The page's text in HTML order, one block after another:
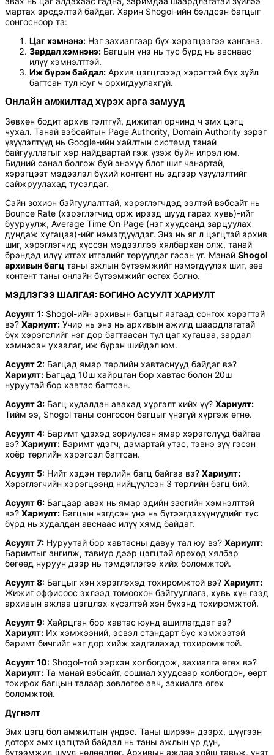
мартах эрсдэлтэй байдаг. Харин Shogol-ийн бэлдсэн багцыг
сонгосноор та:
Цаг хэмнэнэ: Нэг захиалгаар бүх хэрэгцээгээ хангана.
Зардал хэмнэнэ: Багцын үнэ нь тус бүрд нь авснаас
илүү хэмнэлттэй.
Иж бүрэн байдал: Архив цэгцлэхэд хэрэгтэй бүх зүйл
багтсан тул юуг ч орхигдуулахгүй.
Онлайн амжилтад хүрэх арга замууд
Зөвхөн бодит архив гэлтгүй, дижитал орчинд ч эмх цэгц
чухал. Танай вэбсайтын Page Authority, Domain Authority зэрэг
үзүүлэлтүүд нь Google-ийн хайлтын системд танай
байгууллагыг хэр найдвартай гэж үзэж буйн илрэл юм.
Бидний санал болгож буй энэхүү блог шиг чанартай,
хэрэгцээт мэдээлэл бүхий контент нь эдгээр үзүүлэлтийг
сайжруулахад тусалдаг.
Сайн зохион байгуулалттай, хэрэглэгчдэд ээлтэй вэбсайт нь
Bounce Rate (хэрэглэгчид орж ирээд шууд гарах хувь)-ийг
бууруулж, Average Time On Page (нэг хуудсанд зарцуулах
дундаж хугацаа)-ийг нэмэгдүүлдэг. Энэ нь яг л цэгцтэй архив
шиг, хэрэглэгчид хүссэн мэдээллээ хялбархан олж, танай
брэндэд илүү итгэх итгэлийг төрүүлдэг гэсэн үг. Манай Shogol
архивын багц таны ажлын бүтээмжийг нэмэгдүүлэх шиг, зөв
контент таны онлайн бүтээмжийг өсгөх болно.
МЭДЛЭГЭЭ ШАЛГАЯ: БОГИНО АСУУЛТ ХАРИУЛТ
Асуулт 1: Shogol-ийн архивын багцыг яагаад сонгох хэрэгтэй
вэ? Хариулт: Учир нь энэ нь архивын ажилд шаардлагатай
бүх хэрэгслийг нэг дор багтаасан тул цаг хугацаа, зардал
хэмнэсэн ухаалаг, иж бүрэн шийдэл юм.
Асуулт 2: Багцад ямар төрлийн хавтаснууд байдаг вэ?
Хариулт: Багцад 10ш хайрцган бор хавтас болон 20ш
нуруутай бор хавтас багтсан.
Асуулт 3: Багц худалдан авахад хүргэлт хийх үү? Хариулт:
Тийм ээ, Shogol таны сонгосон багцыг үнэгүй хүргэж өгнө.
Асуулт 4: Баримт үдэхэд зориулсан ямар хэрэгслүүд байгаа
вэ? Хариулт: Баримт үдэгч, дамартай утас, тэвнэ зүү гэсэн
хоёр төрлийн хэрэгсэл багтсан.
Асуулт 5: Нийт хэдэн төрлийн багц байгаа вэ? Хариулт:
Хэрэглэгчийн хэрэгцээнд нийцүүлсэн 3 төрлийн багц бий.
Асуулт 6: Багцаар авах нь ямар эдийн засгийн хэмнэлттэй
вэ? Хариулт: Багцын нэгдсэн үнэ нь бүтээгдэхүүнүүдийг тус
бүрд нь худалдан авснаас илүү хямд байдаг.
Асуулт 7: Нуруутай бор хавтасны давуу тал юу вэ? Хариулт:
Баримтыг ангилж, тавиур дээр цэгцтэй өрөхөд хялбар
бөгөөд нуруун дээр нь тэмдэглэгээ хийх боломжтой.
Асуулт 8: Багцыг хэн хэрэглэхэд тохиромжтой вэ? Хариулт:
Жижиг оффисоос эхлээд томоохон байгууллага, хувь хүн гээд
архивын ажлаа цэгцлэх хүсэлтэй хэн бүхэнд тохиромжтой.
Асуулт 9: Хайрцган бор хавтас юунд ашиглагддаг вэ?
Хариулт: Их хэмжээний, эсвэл стандарт бус хэмжээтэй
баримт бичгийг нэг дор хийж хадгалахад тохиромжтой.
Асуулт 10: Shogol-той хэрхэн холбогдож, захиалга өгөх вэ?
Хариулт: Та манай вэбсайт, сошиал хуудсаар холбогдон, өөрт
тохирох багцын талаар зөвлөгөө авч, захиалга өгөх
боломжтой.
Дүгнэлт
Эмх цэгц бол амжилтын үндэс. Таны ширээн дээрх, шүүгээн
доторх эмх цэгцтэй байдал нь таны ажлын үр дүн,
бүтээмжид шууд нөлөөлдөг. Архивын ажлаа хойш тавьж, үнэт